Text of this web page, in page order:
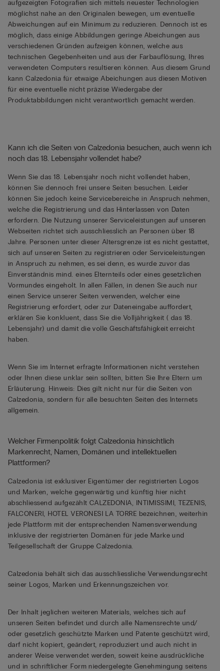
aufgezeigten Fotografien sich mittels neuester Technologien
möglichst nahe an den Originalen bewegen, um eventuelle
Abweichungen auf ein Minimum zu reduzieren. Dennoch ist es
möglich, dass einige Abbildungen geringe Abeichungen aus
verschiedenen Gründen aufzeigen können, welche aus
technischen Gegebenheiten und aus der Farbauflösung, Ihres
verwendeten Computers resultieren können. Aus diesem Grund
kann Calzedonia für etwaige Abeichungen aus diesen Motiven
für eine eventuelle nicht präzise Wiedergabe der
Produktabbildungen nicht verantwortlich gemacht werden.
Kann ich die Seiten von Calzedonia besuchen, auch wenn ich
noch das 18. Lebensjahr vollendet habe?
Wenn Sie das 18. Lebensjahr noch nicht vollendet haben,
können Sie dennoch frei unsere Seiten besuchen. Leider
können Sie jedoch keine Servicebereiche in Anspruch nehmen,
welche die Registrierung und das Hinterlassen von Daten
erfordern. Die Nutzung unserer Serviceleistungen auf unseren
Webseiten richtet sich ausschliesslich an Personen über 18
Jahre. Personen unter dieser Altersgrenze ist es nicht gestattet,
sich auf unseren Seiten zu registrieren oder Serviceleistungen
in Anspruch zu nehmen, es sei denn, es wurde zuvor das
Einverständnis mind. eines Elternteils oder eines gesetzlichen
Vormundes eingeholt. In allen Fällen, in denen Sie auch nur
einen Service unserer Seiten verwenden, welcher eine
Registrierung erfordert, oder zur Dateneingabe auffordert,
erklären Sie konkluent, dass Sie die Volljährigkeit ( das 18.
Lebensjahr) und damit die volle Geschäftsfähigkeit erreicht
haben.
Wenn Sie im Internet erfragte Informationen nicht verstehen
oder Ihnen diese unklar sein sollten, bitten Sie Ihre Eltern um
Erläuterung. Hinweis: Dies gilt nicht nur für die Seiten von
Calzedonia, sondern für alle besuchten Seiten des Internets
allgemein.
Welcher Firmenpolitik folgt Calzedonia hinsichtlich
Markenrecht, Namen, Domänen und intellektuellen
Plattformen?
Calzedonia ist exklusiver Eigentümer der registrierten Logos
und Marken, welche gegenwärtig und künftig hier nicht
abschliessend aufgezählt CALZEDONIA, INTIMISSIMI, TEZENIS,
FALCONERI, HOTEL VERONESI LA TORRE bezeichnen, weiterhin
jede Plattform mit der entsprechenden Namensverwendung
inklusive der registrierten Domänen für jede Marke und
Teilgesellschaft der Gruppe Calzedonia.
Calzedonia behält sich das ausschliessliche Verwendungsrecht
seiner Logos, Marken und Erkennungszeichen vor.
Der Inhalt jeglichen weiteren Materials, welches sich auf
unseren Seiten befindet und durch alle Namensrechte und/
oder gesetzlich geschützte Marken und Patente geschützt wird,
darf nicht kopiert, geändert, reproduziert und auch nicht in
anderer Weise verwendet werden, soweit keine ausdrückliche
und in schriftlicher Form niedergelegte Genehmingung seitens